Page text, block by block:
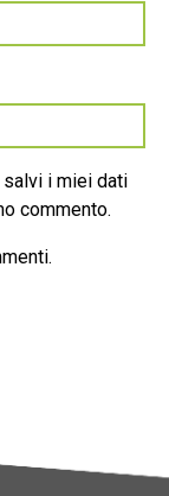
salvi i miei dati
commento.